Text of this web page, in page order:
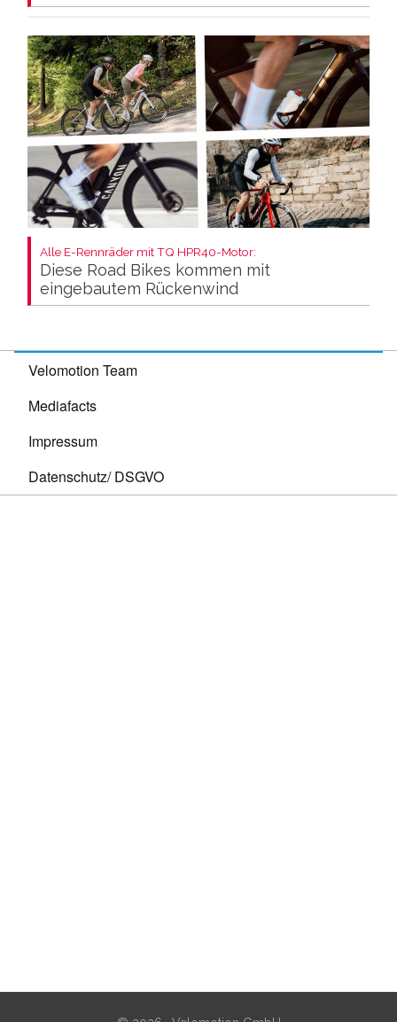
Alle E-Rennräder mit TQ HPR40-Motor:
Diese Road Bikes kommen mit
eingebautem Rückenwind
Velomotion Team
Mediafacts
Impressum
Datenschutz/ DSGVO